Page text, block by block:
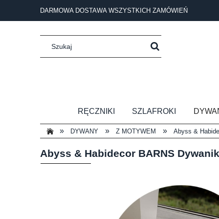
DARMOWA DOSTAWA WSZYSTKICH ZAMÓWIEŃ
RĘCZNIKI SZLAFROKI
» DYWANY » Z MOTYWEM » Abyss &
Abyss & Habidecor BARNS Dywanik